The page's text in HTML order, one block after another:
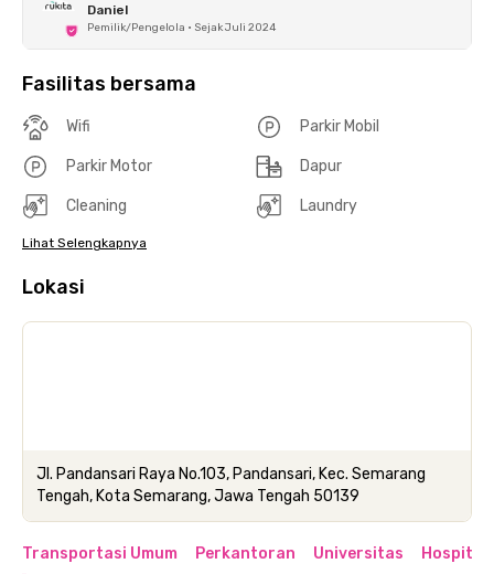
Daniel
Pemilik/Pengelola • Sejak Juli 2024
Fasilitas bersama
Wifi Parkir Mobil
Parkir Motor Dapur
Cleaning Laundry
Lihat Selengkapnya
Lokasi
Jl. Pandansari Raya No.103, Pandansari, Kec. Semarang
Tengah, Kota Semarang, Jawa Tengah 50139
Transportasi Umum Perkantoran Universitas Hospital